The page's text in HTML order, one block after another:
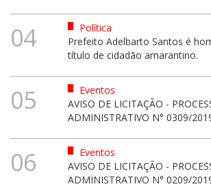
04
Política
Prefeito Adelbarto Santos é
título de cidadão amarantino.
05
Eventos
AVISO DE LICITAÇÃO -
ADMINISTRATIVO N° 0309/
06
Eventos
AVISO DE LICITAÇÃO -
ADMINISTRATIVO N° 0209/